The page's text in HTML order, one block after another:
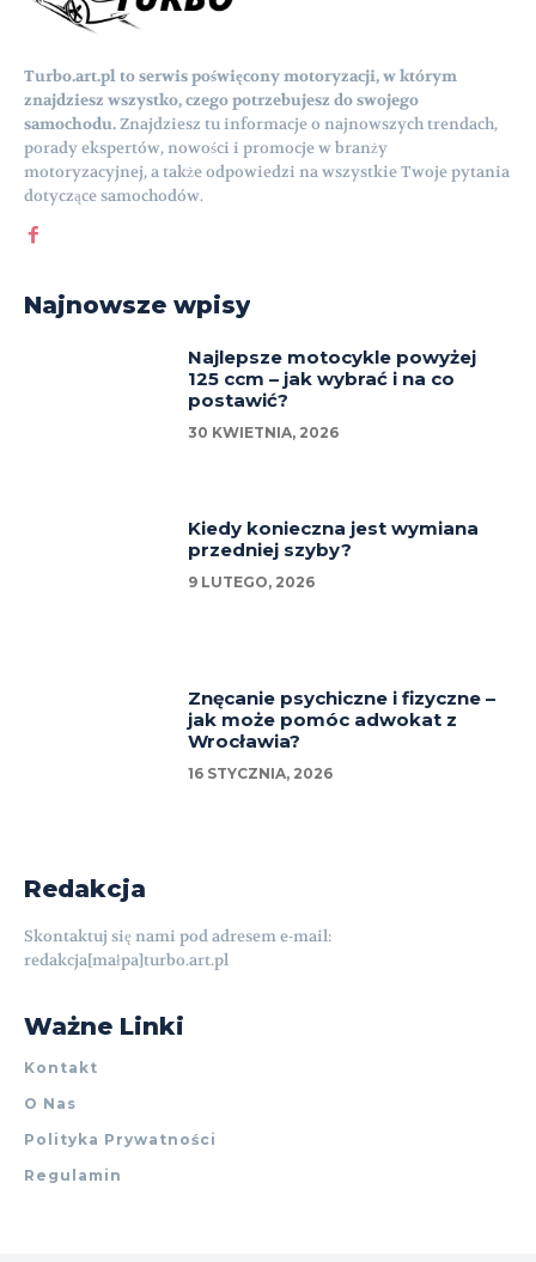
Turbo.art.pl to serwis poświęcony motoryzacji, w którym
znajdziesz wszystko, czego potrzebujesz do swojego
samochodu.Znajdziesz tu informacje o najnowszych trendach,
porady ekspertów, nowości i promocje w branży
motoryzacyjnej, a także odpowiedzi na wszystkie Twoje pytania
dotyczące samochodów.
Najnowsze wpisy
Najlepsze motocykle powyżej
125 ccm – jak wybrać i na co
postawić?
30 KWIETNIA, 2026
Kiedy konieczna jest wymiana
przedniej szyby?
9 LUTEGO, 2026
Znęcanie psychiczne i fizyczne –
jak może pomóc adwokat z
Wrocławia?
16 STYCZNIA, 2026
Redakcja
Skontaktuj się nami pod adresem e-mail:
redakcja[małpa]turbo.art.pl
Ważne Linki
Kontakt
O Nas
Polityka Prywatności
Regulamin